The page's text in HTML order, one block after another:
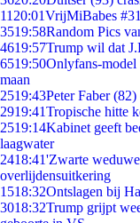
11 20:01VrijMiBabes
3519:58Random Pics
4619:57Trump wil dat
6519:50Onlyfans-model
maan
2519:43Peter Faber
2919:41Tropische hitte
2519:14Kabinet geeft
laagwater
2418:41'Zwarte
overlijdensuitkering
1518:32Ontslagen bij
3018:32Trump grijpt